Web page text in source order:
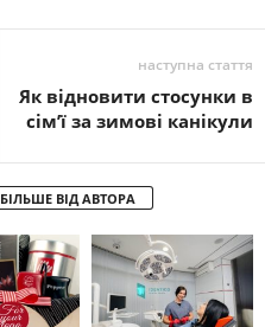
наступна стаття
Як відновити стосунки в
сім’ї за зимові канікули
БІЛЬШЕ ВІД АВТОРА